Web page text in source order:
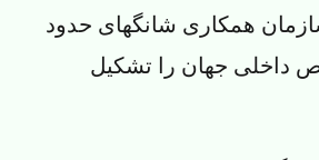
همکاری شانگهای حدود
داخلی جهان را تشکیل